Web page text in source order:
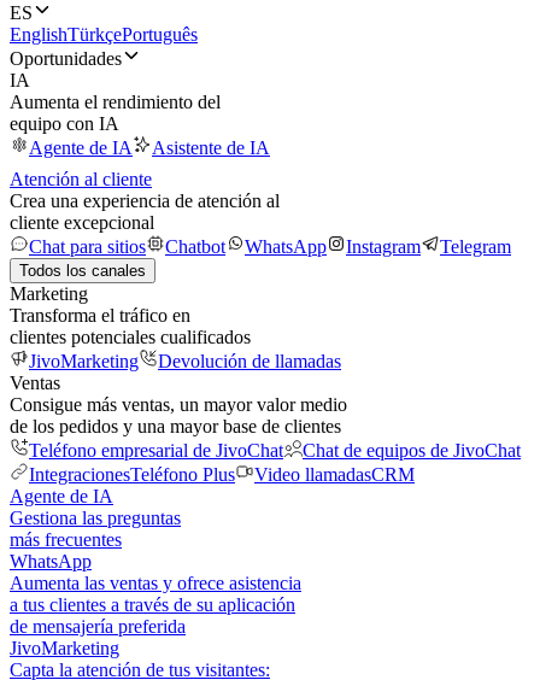
ES
EnglishTürkçePortuguês
Oportunidades
IA
Aumenta el rendimiento del
equipo con IA
Agente de IA
Asistente de IA
Atención al cliente
Crea una experiencia de atención al
cliente excepcional
Chat para sitios
Chatbot WhatsApp Instagram Telegram
Todos los canales
Marketing
Transforma el tráfico en
clientes potenciales cualificados
JivoMarketing
Devolución de llamadas
Ventas
Consigue más ventas, un mayor valor medio
de los pedidos y una mayor base de clientes
Teléfono empresarial de JivoChat
Chat de equipos de JivoChat
IntegracionesTeléfono Plus Video llamadasCRM
Agente de IA
Gestiona las preguntas
más frecuentes
WhatsApp
Aumenta las ventas y ofrece asistencia
a tus clientes a través de su aplicación
de mensajería preferida
JivoMarketing
Capta la atención de tus visitantes: